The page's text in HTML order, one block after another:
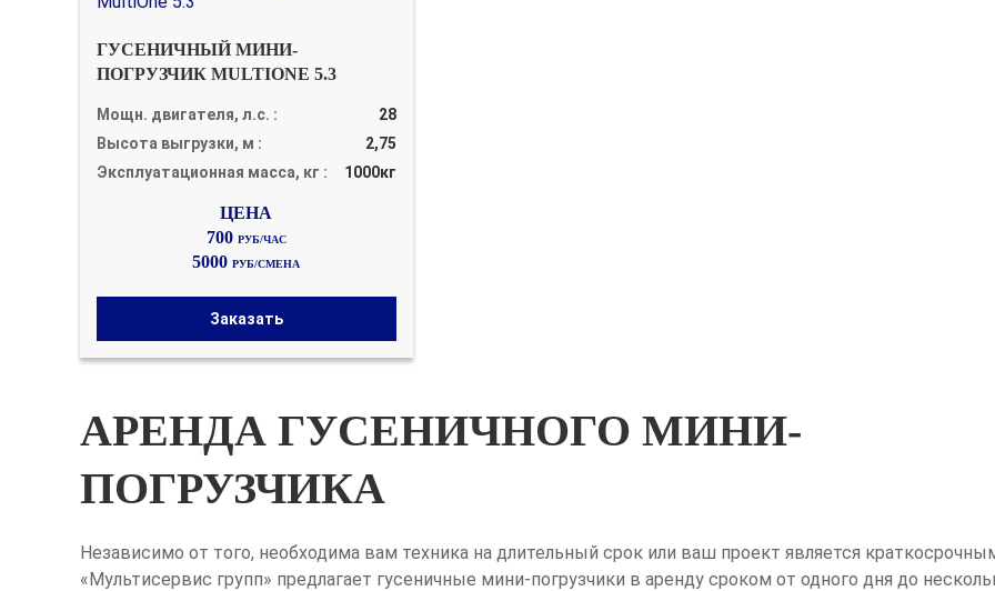
ГУСЕНИЧНЫЙ МИНИ-
ПОГРУЗЧИК MULTIONE 5.3
Мощн. двигателя, л.с. :
28
Высота выгрузки, м :
2,75
Эксплуатационная масса, кг :
1000кг
700 РУБ/ЧАС
5000РУБ/СМЕНА
Заказать
АРЕНДА ГУСЕНИЧНОГО МИНИ-
ПОГРУЗЧИКА
Независимо от того, необходима вам техника на длительный срок или ваш проект является
«Мультисервис групп» предлагает гусеничные мини-погрузчики в аренду сроком от одного дня до